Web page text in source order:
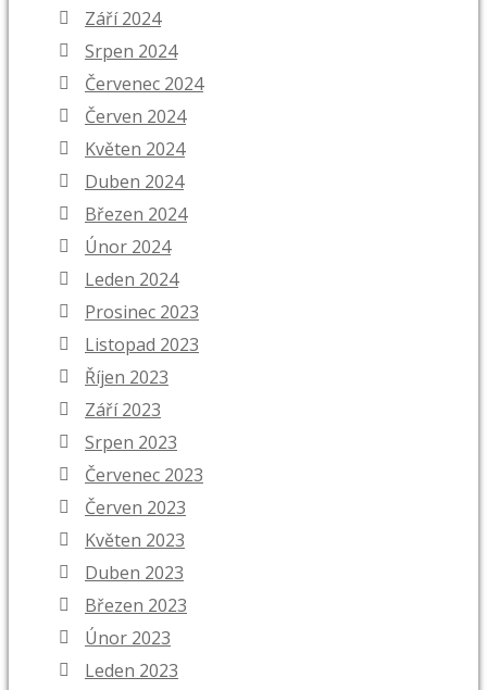
Září 2024
Srpen 2024
Červenec 2024
Červen 2024
Květen 2024
Duben 2024
Březen 2024
Únor 2024
Leden 2024
Prosinec 2023
Listopad 2023
Říjen 2023
Září 2023
Srpen 2023
Červenec 2023
Červen 2023
Květen 2023
Duben 2023
Březen 2023
Únor 2023
Leden 2023